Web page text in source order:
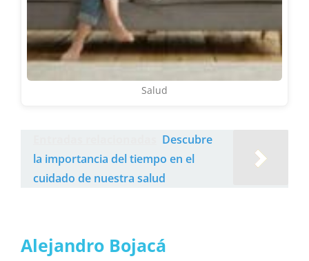
Salud
Descubre
la importancia del tiempo en el
cuidado de nuestra salud
Alejandro Bojacá